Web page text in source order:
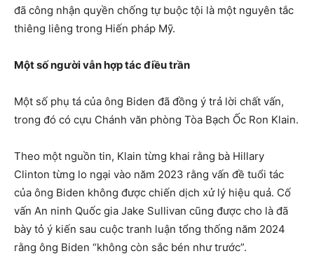
đã công nhận quyền chống tự buộc tội là một nguyên tắc
thiêng liêng trong Hiến pháp Mỹ.
Một số người vẫn hợp tác điều trần
Một số phụ tá của ông Biden đã đồng ý trả lời chất vấn,
trong đó có cựu Chánh văn phòng Tòa Bạch Ốc Ron Klain.
Theo một nguồn tin, Klain từng khai rằng bà Hillary
Clinton từng lo ngại vào năm 2023 rằng vấn đề tuổi tác
của ông Biden không được chiến dịch xử lý hiệu quả. Cố
vấn An ninh Quốc gia Jake Sullivan cũng được cho là đã
bày tỏ ý kiến sau cuộc tranh luận tổng thống năm 2024
rằng ông Biden “không còn sắc bén như trước”.